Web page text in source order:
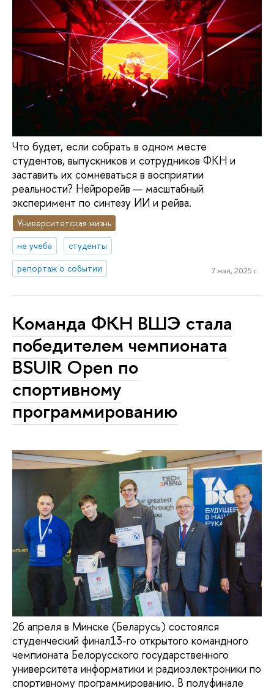
Что будет, если собрать в одном месте
студентов, выпускников и сотрудников ФКН и
заставить их сомневаться в восприятии
реальности? Нейрорейв — масштабный
эксперимент по синтезу ИИ и рейва.
Университетская жизнь
не учеба
студенты
репортаж о событии
7 мая, 2025 г.
Команда ФКН ВШЭ стала
победителем чемпионата
BSUIR Open по
спортивному
программированию
26 апреля в Минске (Беларусь) состоялся
студенческий финал13-го открытого командного
чемпионата Белорусского государственного
университета информатики и радиоэлектроники по
спортивному программированию. В полуфинале